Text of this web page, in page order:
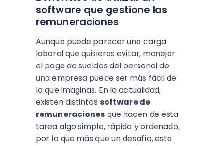
software que gestione las
remuneraciones
Aunque puede parecer una carga
laboral que quisieras evitar, manejar
el pago de sueldos del personal de
una empresa puede ser más fácil de
lo que imaginas. En la actualidad,
existen distintos software de
remuneraciones que hacen de esta
tarea algo simple, rápido y ordenado,
por lo que más que un desafío, esta